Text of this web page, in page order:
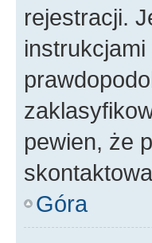
rejestracji.
pewien, że
Góra